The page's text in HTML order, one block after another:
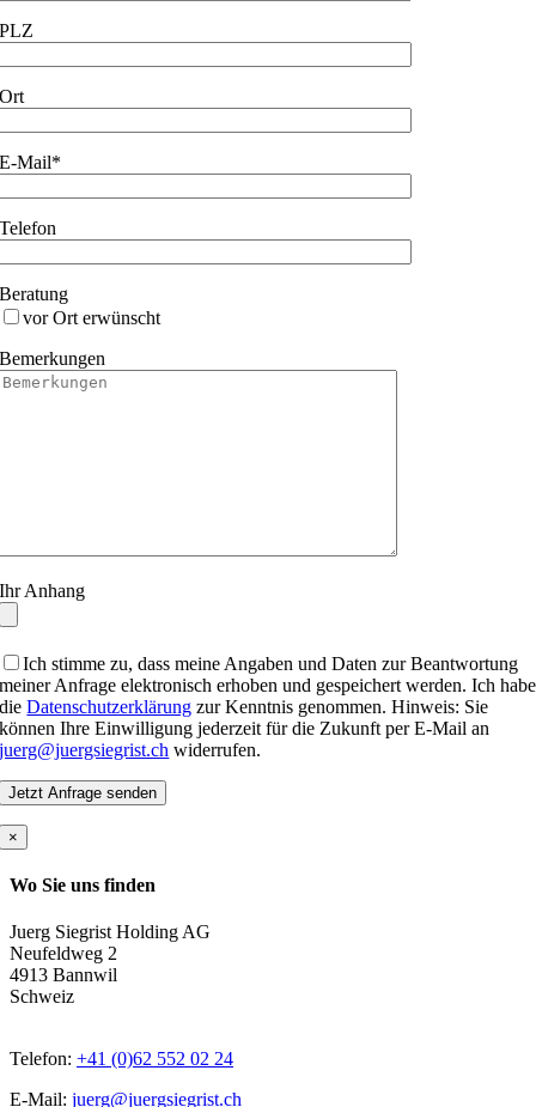
PLZ
Ort
E-Mail*
Telefon
Beratung
vor Ort erwünscht
Bemerkungen
Ihr Anhang
Ich stimme zu, dass meine Angaben und Daten zur Beantwortung
meiner Anfrage elektronisch erhoben und gespeichert werden. Ich habe
dieDatenschutzerklärung zur Kenntnis genommen. Hinweis: Sie
können Ihre Einwilligung jederzeit für die Zukunft per E-Mail an
juerg@juergsiegrist.ch widerrufen.
×
Wo Sie uns finden
Juerg Siegrist Holding AG
Neufeldweg 2
4913 Bannwil
Schweiz
Telefon: +41 (0)62 552 02 24
E-Mail: juerg@juergsiegrist.ch